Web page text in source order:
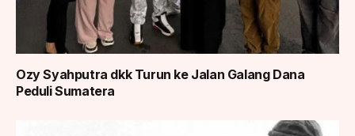
Ozy Syahputra dkk Turun ke Jalan Galang Dana
Peduli Sumatera